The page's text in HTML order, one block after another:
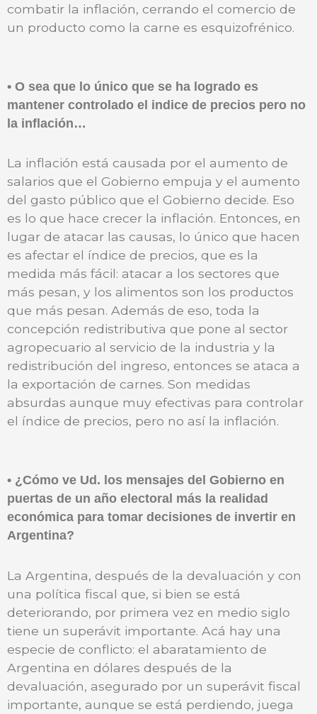
combatir la inflación, cerrando el comercio de
un producto como la carne es esquizofrénico.
• O sea que lo único que se ha logrado es
mantener controlado el indice de precios pero no
la inflación…
La inflación está causada por el aumento de
salarios que el Gobierno empuja y el aumento
del gasto público que el Gobierno decide. Eso
es lo que hace crecer la inflación. Entonces, en
lugar de atacar las causas, lo único que hacen
es afectar el índice de precios, que es la
medida más fácil: atacar a los sectores que
más pesan, y los alimentos son los productos
que más pesan. Además de eso, toda la
concepción redistributiva que pone al sector
agropecuario al servicio de la industria y la
redistribución del ingreso, entonces se ataca a
la exportación de carnes. Son medidas
absurdas aunque muy efectivas para controlar
el índice de precios, pero no así la inflación.
• ¿Cómo ve Ud. los mensajes del Gobierno en
puertas de un año electoral más la realidad
económica para tomar decisiones de invertir en
Argentina?
La Argentina, después de la devaluación y con
una política fiscal que, si bien se está
deteriorando, por primera vez en medio siglo
tiene un superávit importante. Acá hay una
especie de conflicto: el abaratamiento de
Argentina en dólares después de la
devaluación, asegurado por un superávit fiscal
importante, aunque se está perdiendo, juega